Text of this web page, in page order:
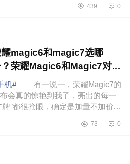
。下面小编为大家介绍下荣耀
439 0
耀magic6和magic7选哪
荣耀Magic6和Magic7对比
好
机#
有一说一，荣耀Magic7的
会真的惊艳到我了，亮出的每一
牌”都很抢眼，确定是加量不加价无
和magic7选哪个？荣耀
73 0